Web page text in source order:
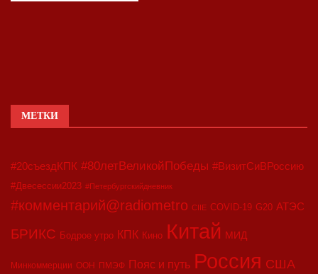
МЕТКИ
#20съездКПК #80летВеликойПобеды #ВизитСиВРоссию
#Двесессии2023 #Петербургскийдневник
#комментарий@radiometro CIIE COVID-19 G20 АТЭС
БРИКС Бодрое утро КПК Кино Китай МИД
Минкоммерции ООН ПМЭФ Пояс и путь Россия США